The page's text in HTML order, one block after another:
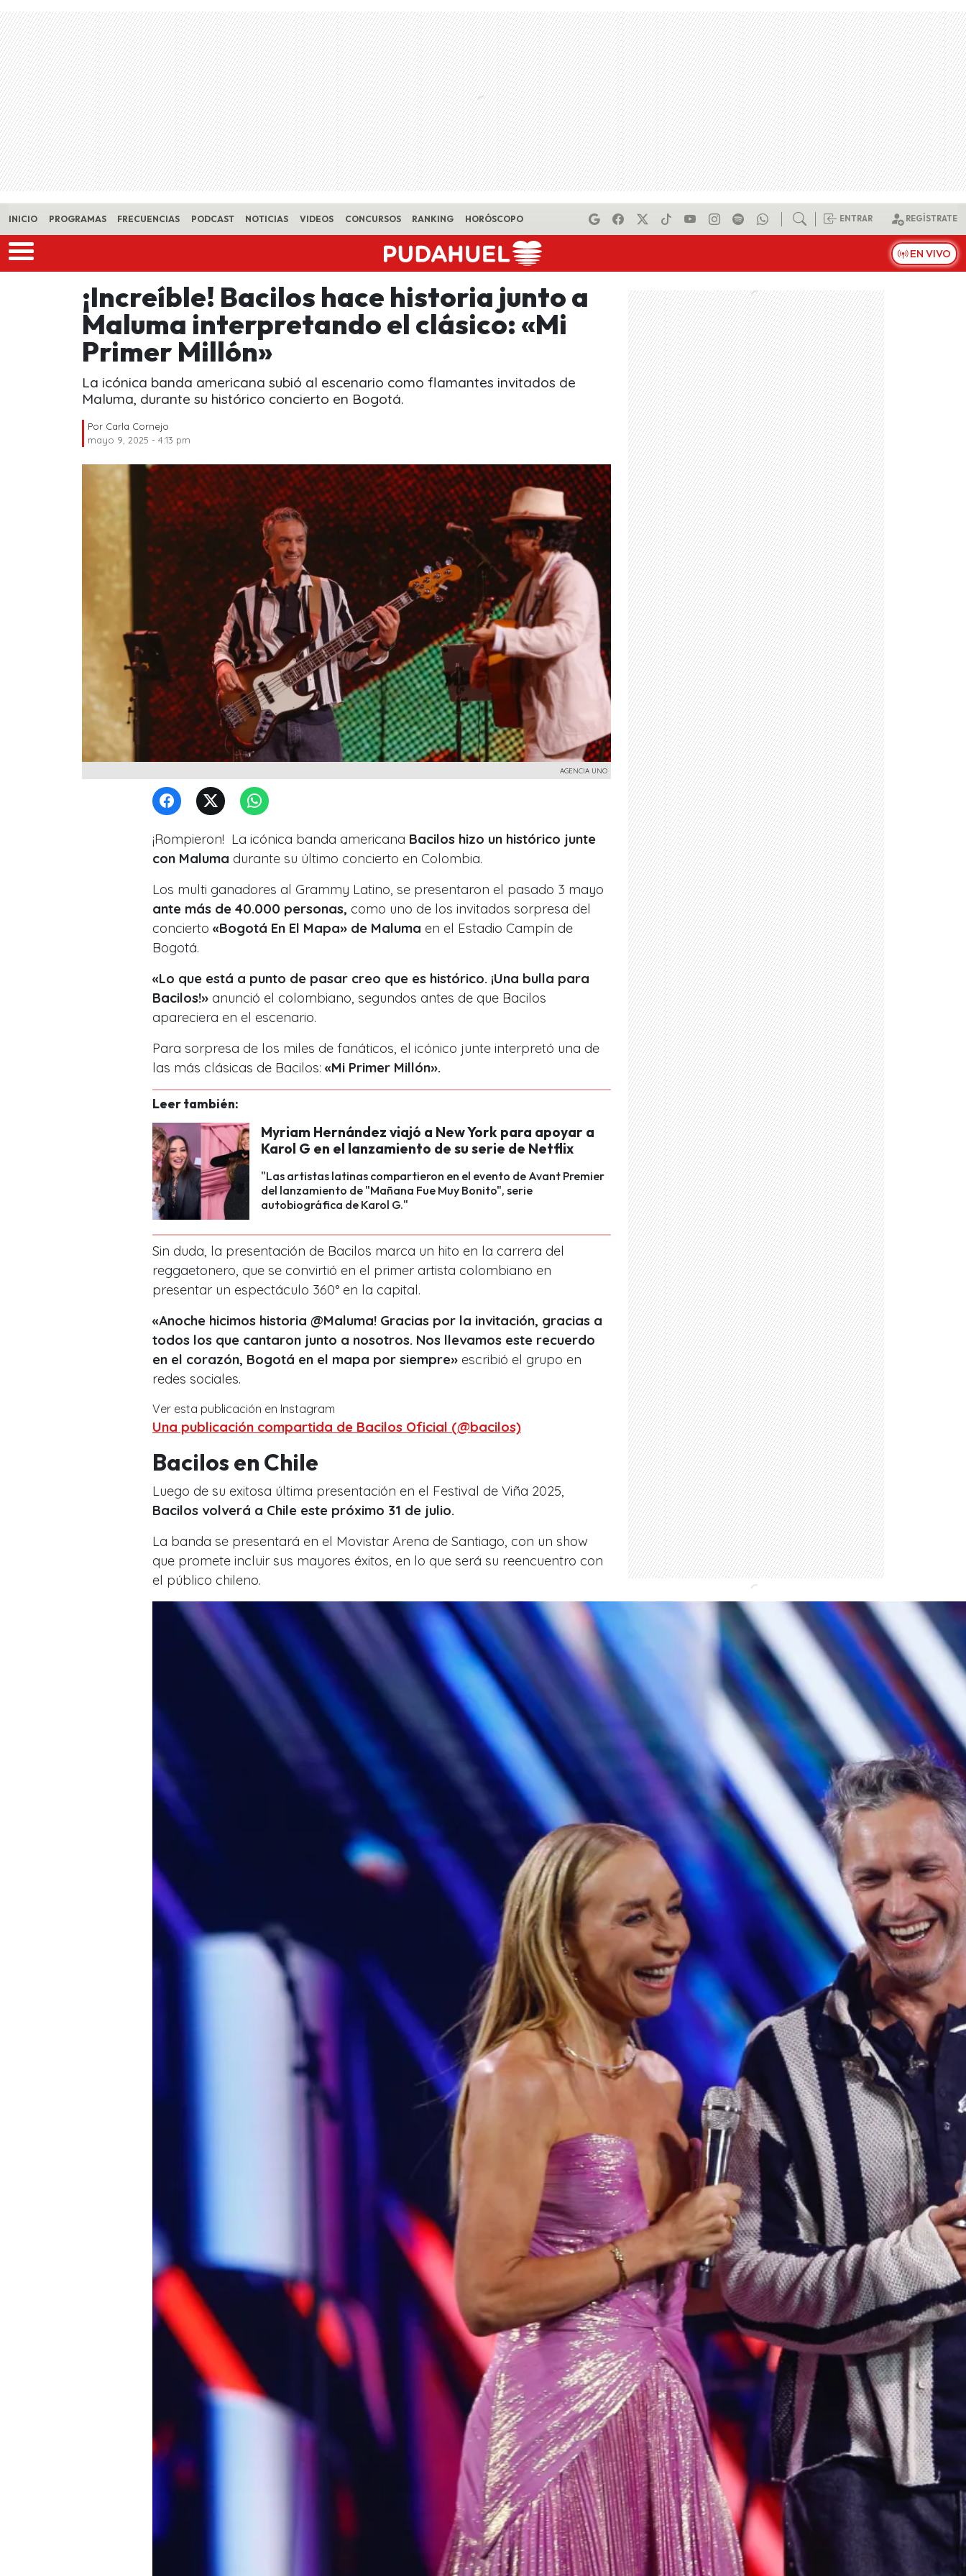
Skip to main content
INICIO PROGRAMAS FRECUENCIAS PODCAST NOTICIAS VIDEOS CONCURSOS RANKING HORÓSCOPO ENTRAR REGÍSTRATE
EN VIVO
¡Increíble! Bacilos hace historia junto a
Maluma interpretando el clásico: «Mi
Primer Millón»
La icónica banda americana subió al escenario como flamantes invitados de
Maluma, durante su histórico concierto en Bogotá.
Por Carla Cornejo
mayo 9, 2025 - 4:13 pm
AGENCIA UNO
¡Rompieron! La icónica banda americana Bacilos hizo un histórico junte
con Maluma durante su último concierto en Colombia.
Los multi ganadores al Grammy Latino, se presentaron el pasado 3 mayo
ante más de 40.000 personas, como uno de los invitados sorpresa del
concierto «Bogotá En El Mapa» de Maluma en el Estadio Campín de
Bogotá.
«Lo que está a punto de pasar creo que es histórico. ¡Una bulla para
Bacilos!» anunció el colombiano, segundos antes de que Bacilos
apareciera en el escenario.
Para sorpresa de los miles de fanáticos, el icónico junte interpretó una de
las más clásicas de Bacilos: «Mi Primer Millón».
Leer también:
Myriam Hernández viajó a New York para apoyar a
Karol G en el lanzamiento de su serie de Netflix
"Las artistas latinas compartieron en el evento de Avant Premier
del lanzamiento de "Mañana Fue Muy Bonito", serie
autobiográfica de Karol G."
Sin duda, la presentación de Bacilos marca un hito en la carrera del
reggaetonero, que se convirtió en el primer artista colombiano en
presentar un espectáculo 360° en la capital.
«Anoche hicimos historia @Maluma! Gracias por la invitación, gracias a
todos los que cantaron junto a nosotros. Nos llevamos este recuerdo
en el corazón, Bogotá en el mapa por siempre» escribió el grupo en
redes sociales.
Ver esta publicación en Instagram
Una publicación compartida de Bacilos Oficial (@bacilos)
Bacilos en Chile
Luego de su exitosa última presentación en el Festival de Viña 2025,
Bacilos volverá a Chile este próximo 31 de julio.
La banda se presentará en el Movistar Arena de Santiago, con un show
que promete incluir sus mayores éxitos, en lo que será su reencuentro con
el público chileno.